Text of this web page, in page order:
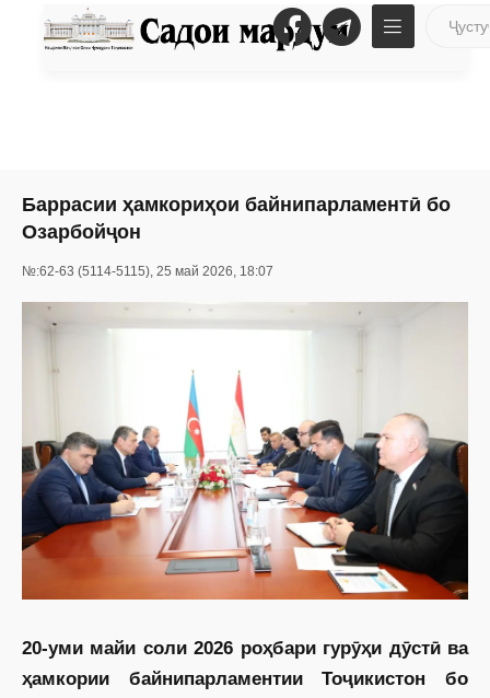
Баррасии ҳамкориҳои байнипарламентӣ бо
Озарбойҷон
№:62-63 (5114-5115), 25 май 2026, 18:07
20-уми майи соли 2026 роҳбари гурӯҳи дӯстӣ ва
ҳамкории байнипарламентии Тоҷикистон бо